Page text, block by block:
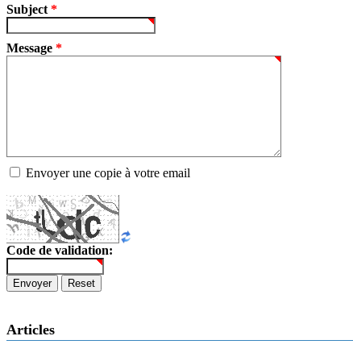
Subject *
Message *
Envoyer une copie à votre email
Code de validation:
Envoyer Reset
Articles